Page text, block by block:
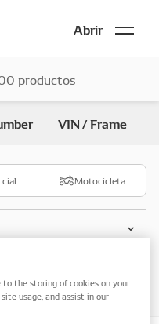
Abrir
VIN / Frame
Motocicleta
to the storing of cookies on your
usage, and assist in our